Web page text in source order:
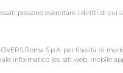
possono esercitare i diritti di cui
Roma S.p.A. per finalità di
informatico (es. siti web, mobile